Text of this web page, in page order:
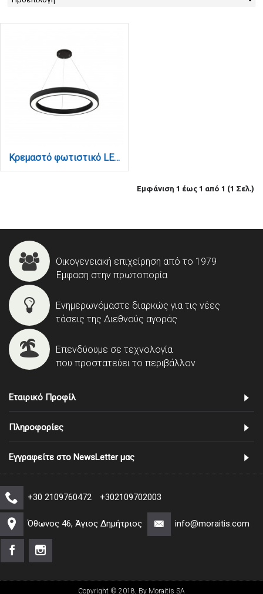
Κρεμαστό φωτιστικό LED 68W 3CCT (by switch on base) σε μαύρη απόχρωση D:60cm (6073-60-BL)
Εμφάνιση 1 έως 1 από 1 (1 Σελ.)
Οικογενειακή επιχείρηση από το 1979
Έμφαση στην πρωτοπορία
Ενημερωνόμαστε διαρκώς για τις νέες
τάσεις της Διεθνούς αγοράς
Επενδύουμε σε τεχνολογία
που προστατεύει το περιβάλλον
Εταιρικό Προφίλ
Πληροφορίες
Εγγραφείτε στο NewsLetter μας
+30 2109760472 +302109702003
Όθωνος 46, Άγιος Δημήτριος info@moraitis.com
Copyright © 2018, By Moraitis SA